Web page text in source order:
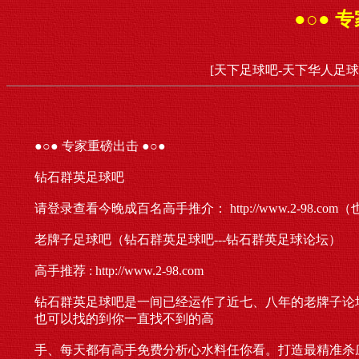
●○● 专
[天下足球吧-天下华人足
●○● 专家重磅出击 ●○●
钻石群英足球吧
请登录查看今晚成百名高手推介： http://www.2-98.com
老牌子足球吧（钻石群英足球吧---钻石群英足球论坛）
高手推荐 : http://www.2-98.com
钻石群英足球吧是一间已经运作了近七、八年的老牌子
也可以找的到你一直找不到的高
手、每天都有高手免费分析心水料任你看。打造最精准